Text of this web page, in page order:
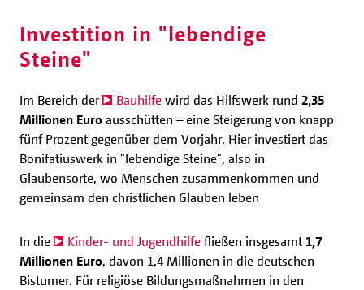
Investition in "lebendige
Steine"
Im Bereich der Bauhilfe wird das Hilfswerk rund 2,35
Millionen Euro ausschütten – eine Steigerung von knapp
fünf Prozent gegenüber dem Vorjahr. Hier investiert das
Bonifatiuswerk in "lebendige Steine", also in
Glaubensorte, wo Menschen zusammenkommen und
gemeinsam den christlichen Glauben leben
In die Kinder- und Jugendhilfe fließen insgesamt 1,7
Millionen Euro, davon 1,4 Millionen in die deutschen
Bistumer. Für religiöse Bildungsmaßnahmen in den